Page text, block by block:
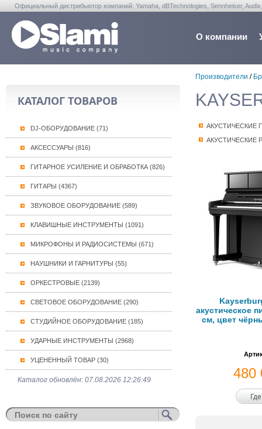
Официальный дистрибьютор компаний: Yamaha, dBTechnologies, Sennheiser,
О компании
КАТАЛОГ ТОВАРОВ
DJ-ОБОРУДОВАНИЕ (71)
АКСЕССУАРЫ (816)
ГИТАРНОЕ УСИЛЕНИЕ И ОБРАБОТКА (826)
ГИТАРЫ (4367)
ЗВУКОВОЕ ОБОРУДОВАНИЕ (589)
КЛАВИШНЫЕ ИНСТРУМЕНТЫ (1091)
МИКРОФОНЫ И РАДИОСИСТЕМЫ (671)
НАУШНИКИ И ГАРНИТУРЫ (55)
ОРКЕСТРОВЫЕ (2139)
СВЕТОВОЕ ОБОРУДОВАНИЕ (290)
СТУДИЙНОЕ ОБОРУДОВАНИЕ (185)
УДАРНЫЕ ИНСТРУМЕНТЫ (2968)
УЦЕНЕННЫЙ ТОВАР (30)
Каталог обновлён: 07.08.2026 12:26:49
Производители /
АКУСТИЧЕСКИЕ
АКУСТИЧЕСКИЕ
акустическое
см, цвет
480